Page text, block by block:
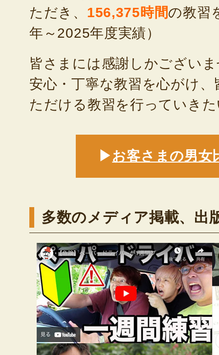
ただき、 156,375時間の教習
年～2025年度実績）
皆さまには感謝しかござい
安心・丁寧な教習を心がけ
ただける教習を行っていき
▶お客さまの男女
多数のメディア掲載、出